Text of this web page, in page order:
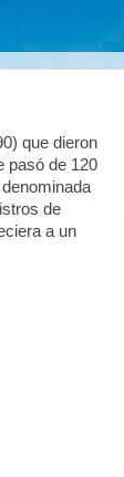
que dieron
pasó de 120
de
a un